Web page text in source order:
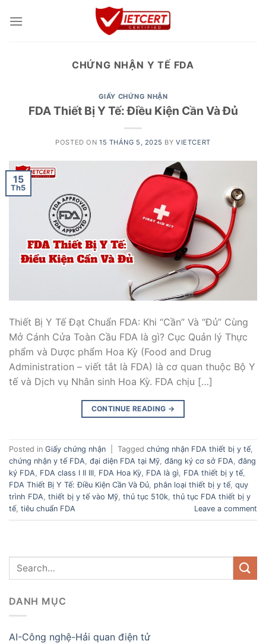
CHỨNG NHẬN Y TẾ FDA
GIẤY CHỨNG NHẬN
FDA Thiết Bị Y Tế: Điều Kiện Cần Và Đủ
POSTED ON 15 THÁNG 5, 2025 BYVIETCERT
15
Th5
Thiết Bị Y Tế Đạt Chuẩn FDA: Khi “Cần” Và “Đủ” Cùng
Mở Cánh Cửa Toàn Cầu FDA là gì? Cục Quản lý Thực
phẩm và Dược phẩm Hoa Kỳ (Food and Drug
Administration – viết tắt là FDA) là cơ quan thuộc Bộ Y
tế và Dịch vụ Nhân sinh Hoa Kỳ. FDA chịu […]
CONTINUE READING →
Posted in Giấy chứng nhận Tagged chứng nhận FDA thiết bị y tế,
chứng nhận y tế FDA, đại diện FDA tại Mỹ, đăng ký cơ sở FDA, đăng
ký FDA, FDA class I II III, FDA Hoa Kỳ, FDA là gì, FDA thiết bị y tế,
FDA Thiết Bị Y Tế: Điều Kiện Cần Và Đủ, phân loại thiết bị y tế, quy
trình FDA, thiết bị y tế vào Mỹ, thủ tục 510k, thủ tục FDA thiết bị y
tế, tiêu chuẩn FDA Leave a comment
DANH MỤC
AI-Công nghệ-Hải quan điện tử